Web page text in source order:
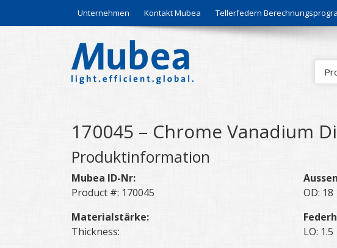
Unternehmen Kontakt Mubea Tellerfedern
170045 – Chrome Vanadium
Produktinformation
Mubea ID-Nr:
Product #: 170045
OD: 18
Materialstärke:
Thickness:
LO: 1.5